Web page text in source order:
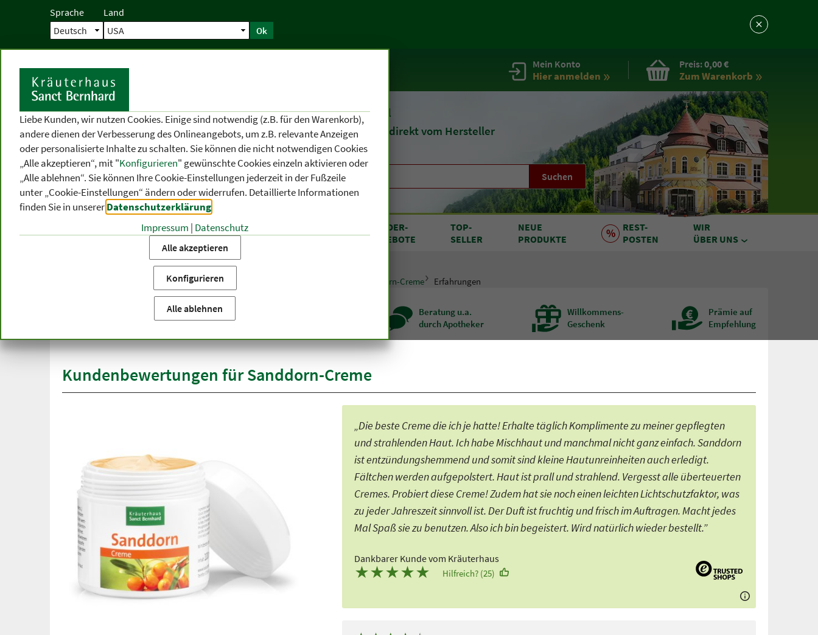
Sprache Land
Ok
Startseite Mein Konto
Hier anmelden
Preis:0,00 €
Zum Warenkorb
Seit 1903Naturheilmittel
undKosmetik direkt vom Hersteller
Suchen
KATEGORIEN
THEMEN-
BEREICHE
VON A BIS Z
SONDER-
ANGEBOTE
TOP-
SELLER
NEUE
PRODUKTE
REST-
POSTEN
WIR
ÜBER UNS
Startseite Produktkategorien Sanddorn-Creme Erfahrungen
versandkostenfrei
Beratung u.a.
durch Apotheker
Willkommens-
Geschenk
Prämie auf
Empfehlung
Kundenbewertungen für Sanddorn-Creme
„Die beste Creme die ich je hatte! Erhalte täglich Komplimente zu meiner gepflegten
und strahlenden Haut. Ich habe Mischhaut und manchmal nicht ganz einfach. Sanddorn
ist entzündungshemmend und somit sind kleine Hautunreinheiten auch erledigt.
Fältchen werden aufgepolstert. Haut ist prall und strahlend. Vergesst alle überteuerten
Cremes. Probiert diese Creme! Zudem hat sie noch einen leichten Lichtschutzfaktor, was
zu jeder Jahreszeit sinnvoll ist. Der Duft ist fruchtig und frisch im Auftragen. Macht jedes
Mal Spaß sie zu benutzen. Also ich bin begeistert. Wird natürlich wieder bestellt.”
Dankbarer Kunde vom Kräuterhaus
★★★★★ Hilfreich? (25)
Liebe Kunden, wir nutzen Cookies. Einige sind notwendig (z.B. für den Warenkorb),
andere dienen der Verbesserung des Onlineangebots, um z.B. relevante Anzeigen
oder personalisierte Inhalte zu schalten. Sie können die nicht notwendigen Cookies
„Alle akzeptieren“, mit "Konfigurieren" gewünschte Cookies einzeln aktivieren oder
„Alle ablehnen“. Sie können Ihre Cookie-Einstellungen jederzeit in der Fußzeile
unter „Cookie-Einstellungen“ ändern oder widerrufen. Detaillierte Informationen
finden Sie in unsererDatenschutzerklärung
Impressum | Datenschutz
Alle akzeptieren
Konfigurieren
Alle ablehnen